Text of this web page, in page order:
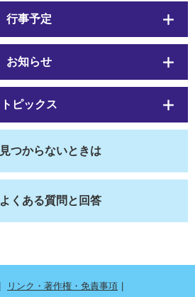
行事予定
お知らせ
トピックス
見つからないときは
よくある質問と回答
リンク・著作権・免責事項